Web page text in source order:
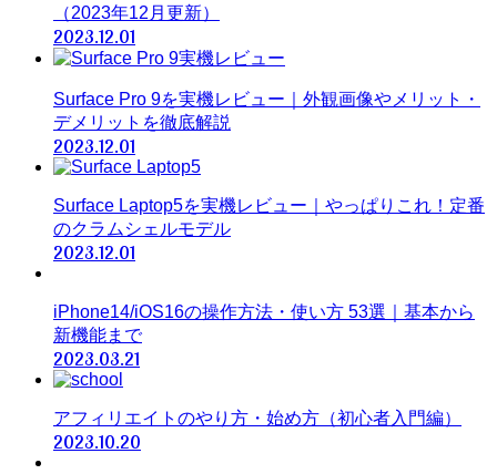
（2023年12月更新）
2023.12.01
Surface Pro 9を実機レビュー｜外観画像やメリット・
デメリットを徹底解説
2023.12.01
Surface Laptop5を実機レビュー｜やっぱりこれ！定番
のクラムシェルモデル
2023.12.01
iPhone14/iOS16の操作方法・使い方 53選｜基本から
新機能まで
2023.03.21
アフィリエイトのやり方・始め方（初心者入門編）
2023.10.20